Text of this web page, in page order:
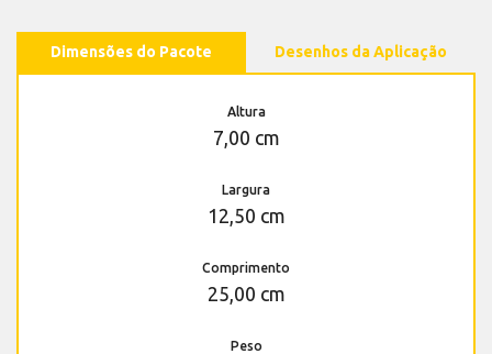
Dimensões do Pacote Desenhos da Aplicação
Altura
7,00 cm
Largura
12,50 cm
Comprimento
25,00 cm
Peso